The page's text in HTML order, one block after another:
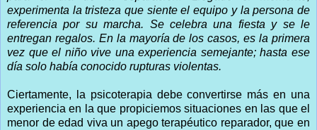
experimenta la tristeza que siente el equipo y la persona de
referencia por su marcha. Se celebra una fiesta y se le
entregan regalos. En la mayoría de los casos, es la primera
vez que el niño vive una experiencia semejante; hasta ese
día solo había conocido rupturas violentas.
Ciertamente, la psicoterapia debe convertirse más en una
experiencia en la que propiciemos situaciones en las que el
menor de edad viva un apego terapéutico reparador, que en